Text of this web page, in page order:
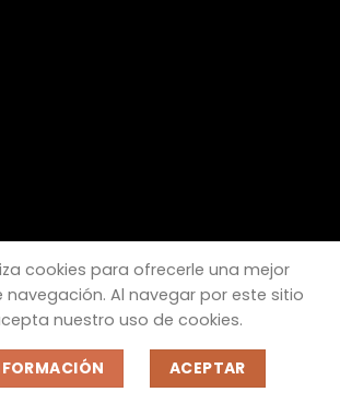
cookies para ofrecerle una mejor
navegación. Al navegar por este sitio
nuestro uso de cookies.
ACEPTAR